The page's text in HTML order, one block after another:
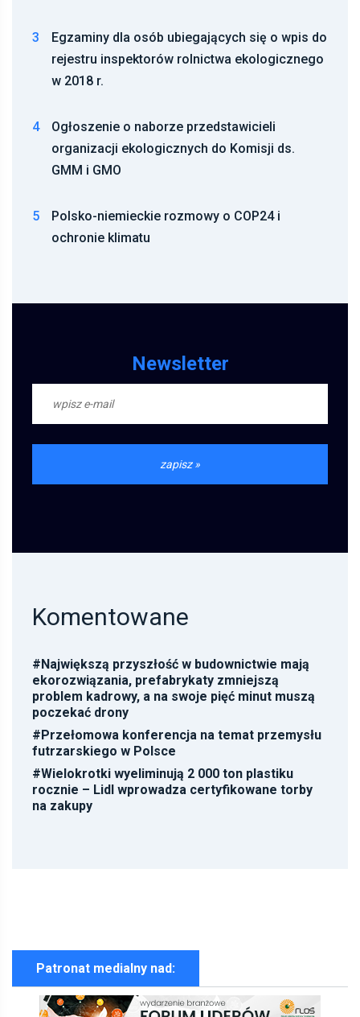
3
Egzaminy dla osób ubiegających się o wpis do
rejestru inspektorów rolnictwa ekologicznego
w 2018 r.
4
Ogłoszenie o naborze przedstawicieli
organizacji ekologicznych do Komisji ds.
GMM i GMO
5
Polsko-niemieckie rozmowy o COP24 i
ochronie klimatu
Newsletter
Komentowane
#Największą przyszłość w budownictwie mają
ekorozwiązania, prefabrykaty zmniejszą
problem kadrowy, a na swoje pięć minut muszą
poczekać drony
#Przełomowa konferencja na temat przemysłu
futrzarskiego w Polsce
#Wielokrotki wyeliminują 2 000 ton plastiku
rocznie – Lidl wprowadza certyfikowane torby
na zakupy
Patronat medialny nad: